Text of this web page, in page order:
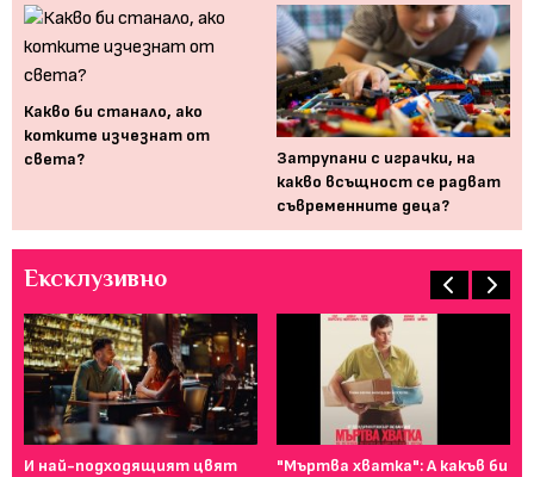
Какво би станало, ако
котките изчезнат от
света?
Затрупани с играчки, на
какво всъщност се радват
съвременните деца?
Ексклузивно
И най-подходящият цвят
"Мъртва хватка": А какъв би